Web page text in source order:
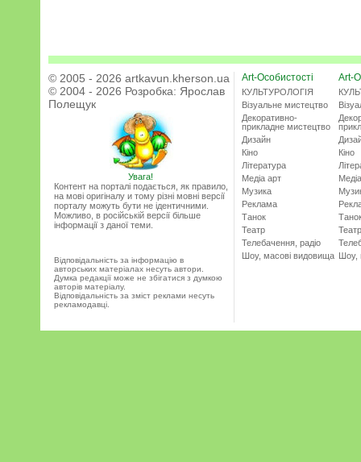
© 2005 - 2026 artkavun.kherson.ua
© 2004 - 2026 Розробка: Ярослав
Полещук
Увага!
Контент на порталі подається, як правило,
на мові оригіналу и тому різні мовні версії
порталу можуть бути не ідентичними.
Можливо, в російській версії більше
інформації з даної теми.
Відповідальність за інформацію в
авторських матеріалах несуть автори.
Думка редакції може не збігатися з думкою
авторів матеріалу.
Відповідальність за зміст реклами несуть
рекламодавці.
Art-Особистості
КУЛЬТУРОЛОГІЯ
Візуальне мистецтво
Декоративно-
прикладне мистецтво
Дизайн
Кіно
Література
Медіа арт
Музика
Реклама
Танок
Театр
Телебачення, радіо
Шоу, масові видовища
Art-
Кіно
Театр
Шоу,